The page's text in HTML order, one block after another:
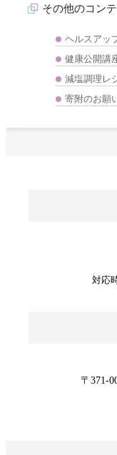
その他のコン
ヘルスアッ
健康公開講
減塩調理レ
寄附のお願
対応
〒371-